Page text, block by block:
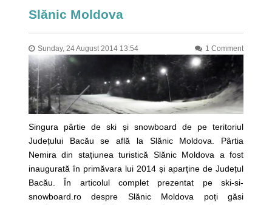
Slănic Moldova
Sunday, 24 August 2014 13:54 1 Comment
Singura pârtie de ski și snowboard de pe teritoriul
Județului Bacău se află la Slănic Moldova. Pârtia
Nemira din stațiunea turistică Slănic Moldova a fost
inaugurată în primăvara lui 2014 și aparține de Județul
Bacău. În articolul complet prezentat pe ski-si-
snowboard.ro despre Slănic Moldova poți găsi